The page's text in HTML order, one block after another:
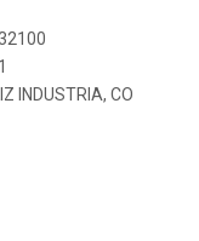
INDUSTRIA, CO